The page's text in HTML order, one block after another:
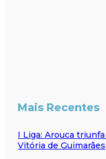
Mais Recentes
I Liga: Arouca
Vitória de Guimarães